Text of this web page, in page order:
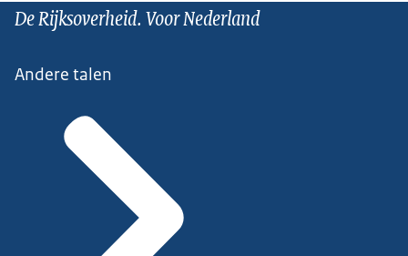
De Rijksoverheid. Voor Nederland
Andere talen